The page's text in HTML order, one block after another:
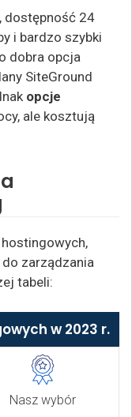
, dostępność 24
i bardzo szybki
dobra opcja
SiteGround
opcje
ale kosztują
zarządzania
tabeli:
w 2023 r.
Nasz wybór